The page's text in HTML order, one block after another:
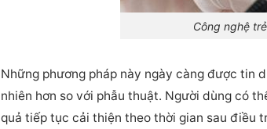
Công nghệ
Những phương pháp này ngày càng được tin
nhiên hơn so với phẫu thuật. Người dùng có
quả tiếp tục cải thiện theo thời gian sau điều